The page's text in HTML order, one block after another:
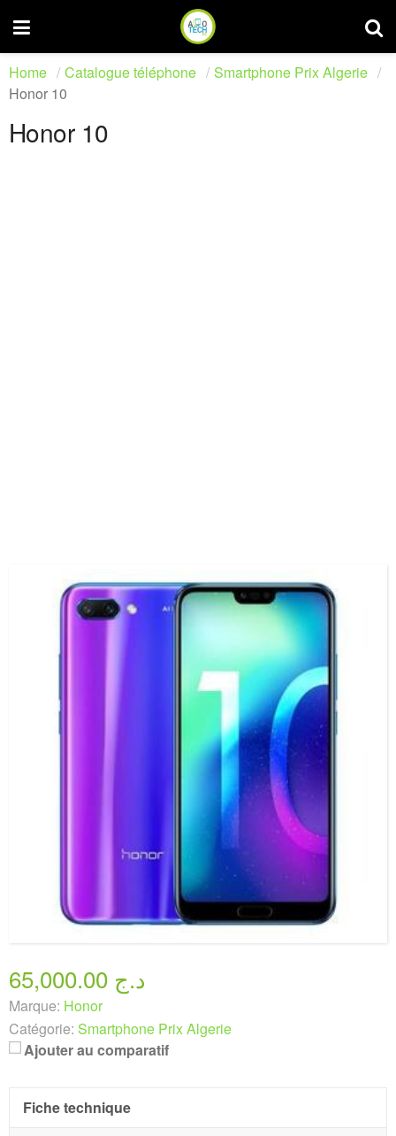
Home Catalogue téléphone
Smartphone Prix Algerie
Honor 10
Honor 10
65,000.00 د.ج
Marque: Honor
Catégorie: Smartphone Prix Algerie
Ajouter au comparatif
Fiche technique